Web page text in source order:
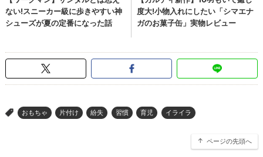
> おもちゃ 片付け 紛失 習慣 育児 イライラ
ページの先頭へ